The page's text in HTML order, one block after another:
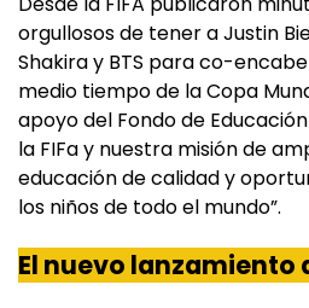
orgullosos de tener a Justin
Shakira y BTS para co-
medio tiempo de la Copa
apoyo del Fondo de
la FIFa y nuestra misión de
educación de calidad y
los niños de todo el mundo”.
El nuevo lanzamiento